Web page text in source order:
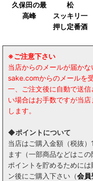
久保田の最
高峰
松
スッキリ一
押し定番酒
※ご注意下さい
当店からのメールが届か
sake.comからのメールを
一、ご注文後に自動で送
い場合はお手数ですが当
します。
◆ポイントについて
当店はご購入金額（税抜
ます（一部商品などはこの
ポイントを貯めるために
ン後にご購入下さい（会員